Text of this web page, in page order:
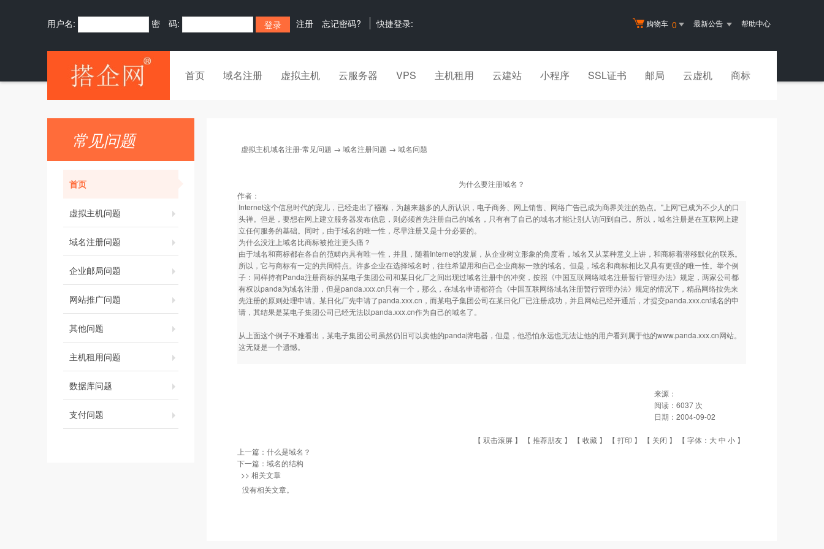
购物车 0 最新公告 帮助中心
用户名: 密 码: 注册 忘记密码? 快捷登录:
首页 域名注册 虚拟主机 云服务器 VPS 主机租用 云建站 小程序 SSL证书 邮局 云虚机 商标
常见问题
首页
虚拟主机问题
域名注册问题
企业邮局问题
网站推广问题
其他问题
主机租用问题
数据库问题
支付问题
虚拟主机域名注册-常见问题 → 域名注册问题 → 域名问题
为什么要注册域名？
作者：
Internet这个信息时代的宠儿，已经走出了襁褓，为越来越多的人所认识，电子商务、网上销售、网络广告已成为商界关注的热点。"上网"已成为不少人的口
头禅。但是，要想在网上建立服务器发布信息，则必须首先注册自己的域名，只有有了自己的域名才能让别人访问到自己。所以，域名注册是在互联网上建
立任何服务的基础。同时，由于域名的唯一性，尽早注册又是十分必要的。
为什么没注上域名比商标被抢注更头痛？
由于域名和商标都在各自的范畴内具有唯一性，并且，随着Internet的发展，从企业树立形象的角度看，域名又从某种意义上讲，和商标着潜移默化的联系。
所以，它与商标有一定的共同特点。许多企业在选择域名时，往往希望用和自己企业商标一致的域名。但是，域名和商标相比又具有更强的唯一性。举个例
子：同样持有Panda注册商标的某电子集团公司和某日化厂之间出现过域名注册中的冲突，按照《中国互联网络域名注册暂行管理办法》规定，两家公司都
有权以panda为域名注册，但是panda.xxx.cn只有一个，那么，在域名申请都符合《中国互联网络域名注册暂行管理办法》规定的情况下，精品网络按先来
先注册的原则处理申请。某日化厂先申请了panda.xxx.cn，而某电子集团公司在某日化厂已注册成功，并且网站已经开通后，才提交panda.xxx.cn域名的申
请，其结果是某电子集团公司已经无法以panda.xxx.cn作为自己的域名了。
从上面这个例子不难看出，某电子集团公司虽然仍旧可以卖他的panda牌电器，但是，他恐怕永远也无法让他的用户看到属于他的www.panda.xxx.cn网站。
这无疑是一个遗憾。
来源：
阅读： 6037 次
日期： 2004-09-02
【 双击滚屏 】 【 推荐朋友 】 【 收藏 】 【 打印 】 【 关闭 】 【 字体： 大中 小 】
上一篇： 什么是域名？
下一篇： 域名的结构
>> 相关文章
没有相关文章。